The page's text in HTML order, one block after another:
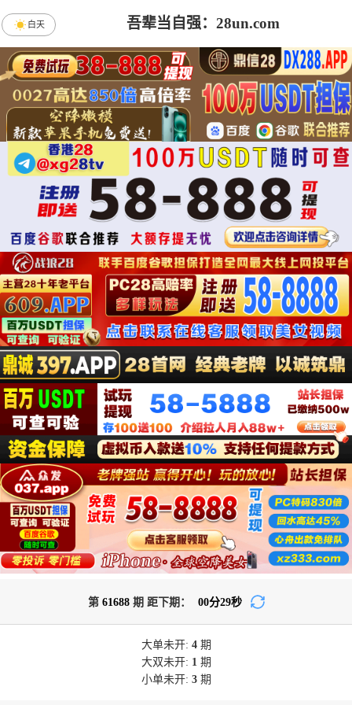
吾辈当自强：28un.com
白天
第 61688期 距下期： 00分29秒
大单未开: 4期
大双未开: 1期
小单未开: 3期